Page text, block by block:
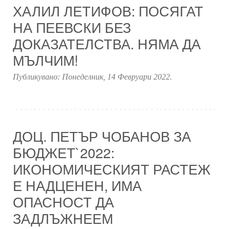
ХАЛИЛ ЛЕТИФОВ: ПОСЯГАТ
НА ПЕЕВСКИ БЕЗ
ДОКАЗАТЕЛСТВА. НЯМА ДА
МЪЛЧИМ!
Публикувано: Понеделник, 14 Февруари 2022.
ДОЦ. ПЕТЪР ЧОБАНОВ ЗА
БЮДЖЕТ`2022:
ИКОНОМИЧЕСКИЯТ РАСТЕЖ
Е НАДЦЕНЕН, ИМА
ОПАСНОСТ ДА
ЗАДЛЪЖНЕЕМ